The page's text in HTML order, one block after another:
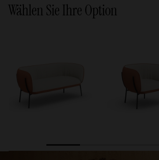
Wählen Sie Ihre Option
1 2 3